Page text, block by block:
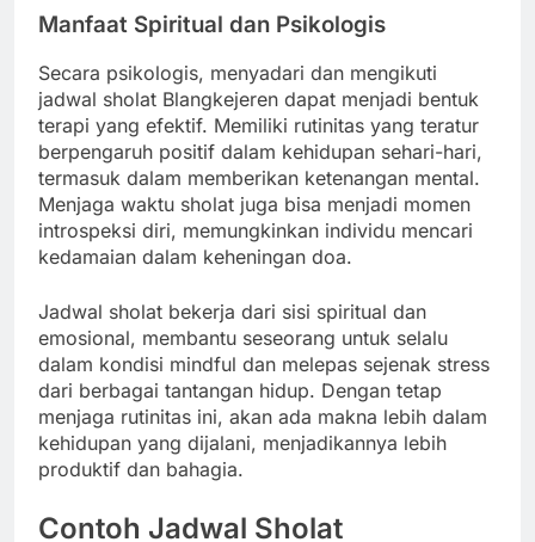
Manfaat Spiritual dan Psikologis
Secara psikologis, menyadari dan mengikuti
jadwal sholat Blangkejeren dapat menjadi bentuk
terapi yang efektif. Memiliki rutinitas yang teratur
berpengaruh positif dalam kehidupan sehari-hari,
termasuk dalam memberikan ketenangan mental.
Menjaga waktu sholat juga bisa menjadi momen
introspeksi diri, memungkinkan individu mencari
kedamaian dalam keheningan doa.
Jadwal sholat bekerja dari sisi spiritual dan
emosional, membantu seseorang untuk selalu
dalam kondisi mindful dan melepas sejenak stress
dari berbagai tantangan hidup. Dengan tetap
menjaga rutinitas ini, akan ada makna lebih dalam
kehidupan yang dijalani, menjadikannya lebih
produktif dan bahagia.
Contoh Jadwal Sholat